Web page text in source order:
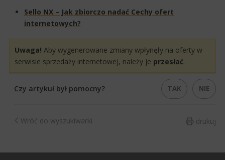
Sello NX – Jak zbiorczo nadać Cechy ofert
internetowych?​​
Uwaga! Aby wygenerowane zmiany wpłynęły na oferty w
serwisie sprzedaży internetowej, należy je przesłać.
Czy artykuł był pomocny? TAK NIE
drukuj
Wróć do wyszukiwarki